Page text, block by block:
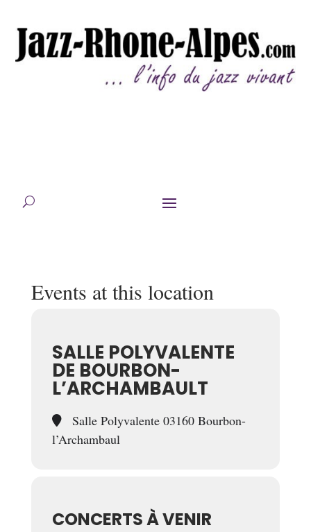
Events at this location
SALLE POLYVALENTE
DE BOURBON-
L’ARCHAMBAULT
Salle Polyvalente 03160 Bourbon-
l’Archambaul
CONCERTS À VENIR